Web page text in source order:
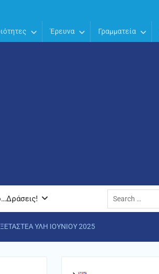
Έρευνα Γραμματεία
Search
for:
ΥΛΗ ΙΟΥΝΙΟΥ 2025